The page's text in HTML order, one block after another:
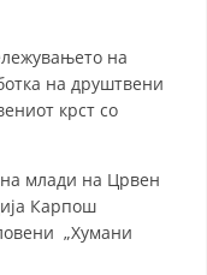
на
на друштвени
крст со
млади на Црвен
Карпош
„Хумани